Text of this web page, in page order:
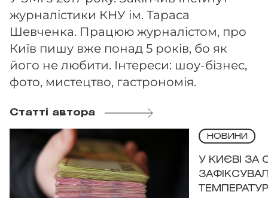
журналістики КНУ ім. Тараса
Шевченка. Працюю журналістом, про
Київ пишу вже понад 5 років, бо як
його не любити. Інтереси: шоу-бізнес,
фото, мистецтво, гастрономія.
Статті автора
НОВИНИ
У КИЄВІ ЗА